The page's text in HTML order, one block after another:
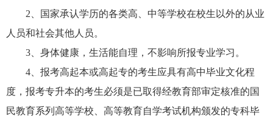
2、国家承认学历的各类高、中等学校在校生以外的从业
人员和社会其他人员。
3、身体健康，生活能自理，不影响所报专业学习。
4、报考高起本或高起专的考生应具有高中毕业文化程
度，报考专升本的考生必须是已取得经教育部审定核准的国
民教育系列高等学校、高等教育自学考试机构颁发的专科毕